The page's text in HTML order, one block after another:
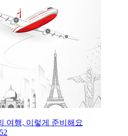
여행, 이렇게 준비해요